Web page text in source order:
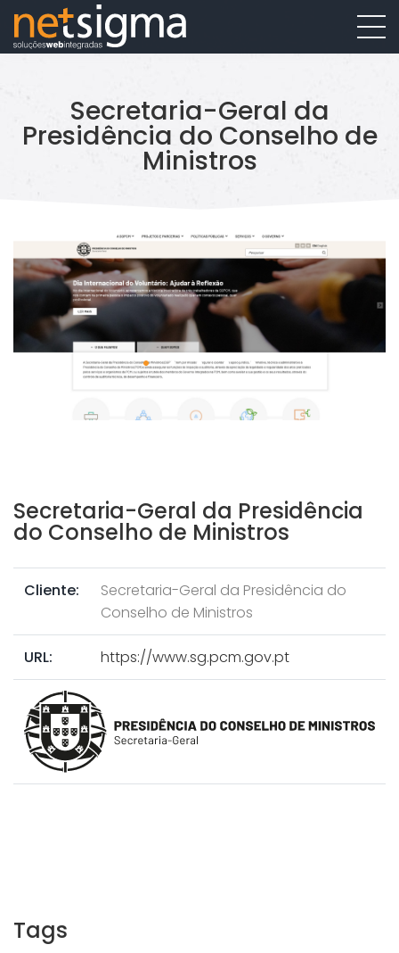
Secretaria-Geral da
Presidência do Conselho de
Ministros
Secretaria-Geral da Presidência
do Conselho de Ministros
Cliente:
Secretaria-Geral da Presidência do
Conselho de Ministros
URL: https://www.sg.pcm.gov.pt
Tags